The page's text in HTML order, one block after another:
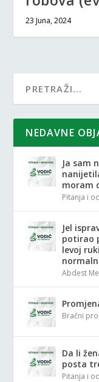
23 Juna, 2024
NEDAVNE
Ja sam
moram
Pitanja i
Jel
potirao
levoj
Abdest
Bračni
Da li
posta
Pitanja i